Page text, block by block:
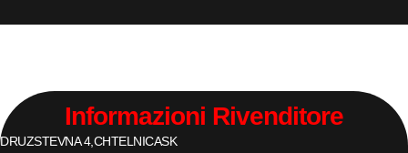
Informazioni Rivenditore
DRUZSTEVNA 4,CHTELNICASK